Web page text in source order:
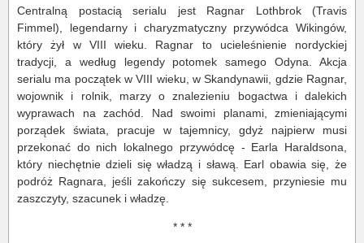
Centralną postacią serialu jest Ragnar Lothbrok (Travis
Fimmel), legendarny i charyzmatyczny przywódca Wikingów,
który żył w VIII wieku. Ragnar to ucieleśnienie nordyckiej
tradycji, a według legendy potomek samego Odyna. Akcja
serialu ma początek w VIII wieku, w Skandynawii, gdzie Ragnar,
wojownik i rolnik, marzy o znalezieniu bogactwa i dalekich
wyprawach na zachód. Nad swoimi planami, zmieniającymi
porządek świata, pracuje w tajemnicy, gdyż najpierw musi
przekonać do nich lokalnego przywódcę - Earla Haraldsona,
który niechętnie dzieli się władzą i sławą. Earl obawia się, że
podróż Ragnara, jeśli zakończy się sukcesem, przyniesie mu
zaszczyty, szacunek i władzę.
* * *